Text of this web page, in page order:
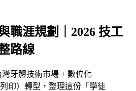
職涯規劃｜2026 技工
路線
灣牙體技術市場 + 數位化
印）轉型，整理這份「學徒